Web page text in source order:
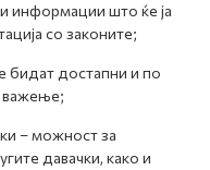
што ќе ја
со законите;
бидат достапни и по
важење;
– можност за
давачки, како и